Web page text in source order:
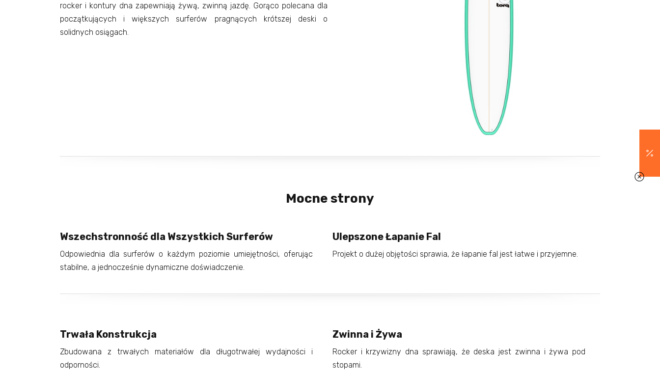
rocker i kontury dna zapewniają żywą, zwinną jazdę. Gorąco polecana dla
początkujących i większych surferów pragnących krótszej deski o
solidnych osiągach.
Mocne strony
Wszechstronność dla Wszystkich Surferów
Odpowiednia dla surferów o każdym poziomie umiejętności, oferując
stabilne, a jednocześnie dynamiczne doświadczenie.
Ulepszone Łapanie Fal
Projekt o dużej objętości sprawia, że łapanie fal jest łatwe i przyjemne.
Trwała Konstrukcja
Zbudowana z trwałych materiałów dla długotrwałej wydajności i
odporności.
Zwinna i Żywa
Rocker i krzywizny dna sprawiają, że deska jest zwinna i żywa pod
stopami.